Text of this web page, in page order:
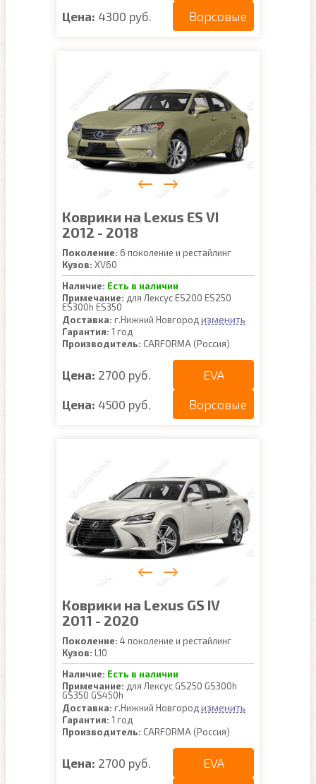
Цена: 4300 руб. Ворсовые
Коврики на Lexus ES VI
2012 - 2018
Поколение: 6 поколение и рестайлинг
Кузов: XV60
Наличие: Есть в наличии
Примечание: для Лексус ES200 ES250
ES300h ES350
Доставка: г.Нижний Новгород изменить
Гарантия: 1 год
Производитель: CARFORMA (Россия)
Цена: 2700 руб. EVA
Цена: 4500 руб. Ворсовые
Коврики на Lexus GS IV
2011 - 2020
Поколение: 4 поколение и рестайлинг
Кузов: L10
Наличие: Есть в наличии
Примечание: для Лексус GS250 GS300h
GS350 GS450h
Доставка: г.Нижний Новгород изменить
Гарантия: 1 год
Производитель: CARFORMA (Россия)
Цена: 2700 руб. EVA